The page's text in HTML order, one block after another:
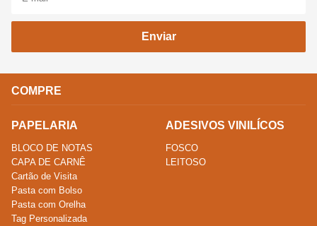
Enviar
COMPRE
PAPELARIA
BLOCO DE NOTAS
CAPA DE CARNÊ
Cartão de Visita
Pasta com Bolso
Pasta com Orelha
Tag Personalizada
ADESIVOS VINILÍCOS
FOSCO
LEITOSO